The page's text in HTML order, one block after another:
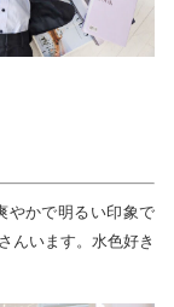
やかで明るい印象で
んいます。水色好き